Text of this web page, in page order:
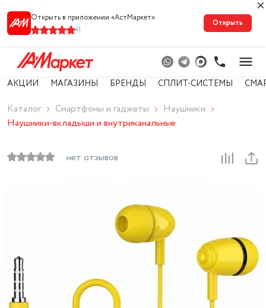
Открыть в приложении «АстМарке‪т‬»
41
Открыть
АКЦИИ МАГАЗИНЫ БРЕНДЫ СПЛИТ-СИСТЕМЫ
Каталог Смартфоны и гаджеты
Наушники
Наушники-вкладыши и внутриканальные
нет отзывов